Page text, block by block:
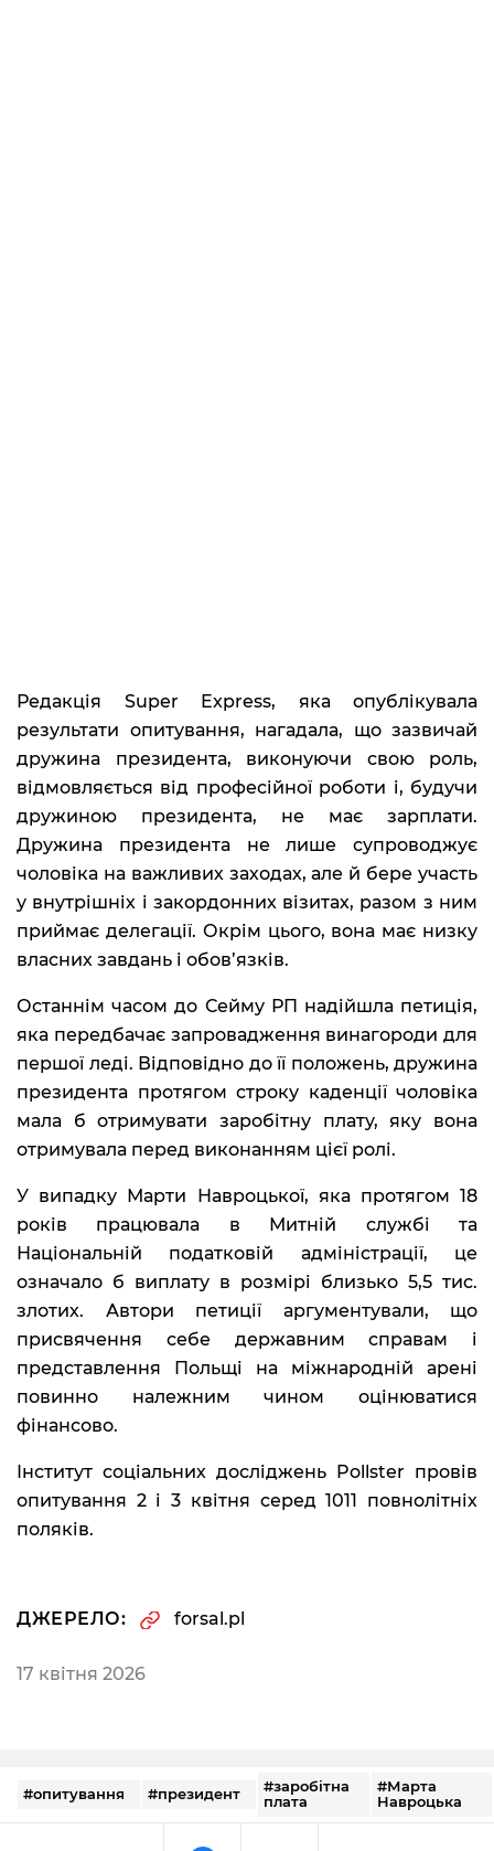
Редакція Super Express, яка опублікувала
результати опитування, нагадала, що зазвичай
дружина президента, виконуючи свою роль,
відмовляється від професійної роботи і, будучи
дружиною президента, не має зарплати.
Дружина президента не лише супроводжує
чоловіка на важливих заходах, але й бере участь
у внутрішніх і закордонних візитах, разом з ним
приймає делегації. Окрім цього, вона має низку
власних завдань і обов’язків.
Останнім часом до Сейму РП надійшла петиція,
яка передбачає запровадження винагороди для
першої леді. Відповідно до її положень, дружина
президента протягом строку каденції чоловіка
мала б отримувати заробітну плату, яку вона
отримувала перед виконанням цієї ролі.
У випадку Марти Навроцької, яка протягом 18
років працювала в Митній службі та
Національній податковій адміністрації, це
означало б виплату в розмірі близько 5,5 тис.
злотих. Автори петиції аргументували, що
присвячення себе державним справам і
представлення Польщі на міжнародній арені
повинно належним чином оцінюватися
фінансово.
Інститут соціальних досліджень Pollster провів
опитування 2 і 3 квітня серед 1011 повнолітніх
поляків.
ДЖЕРЕЛО: forsal.pl
17 квітня 2026
#опитування #президент
#заробітна
плата
#Марта
Навроцька